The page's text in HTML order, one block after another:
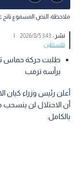
ملاحظة: النص المسموع ناتج
نشر :3:43 2026/8/5
|
فلسطين
طلبت حركة حماس
يرأسه ترمب
أعلن رئيس وزراء كيان
أن الاحتلال لن
بالكامل.